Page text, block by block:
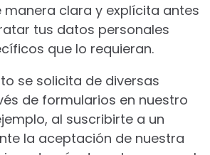
manera clara y explícita antes
tus datos personales
que lo requieran.
se solicita de diversas
de formularios en nuestro
al suscribirte a un
la aceptación de nuestra